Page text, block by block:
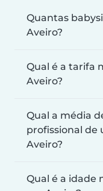
Quantas
Aveiro?
Qual é a tarifa
Aveiro?
Qual a média
profissional de
Aveiro?
Qual é a idade